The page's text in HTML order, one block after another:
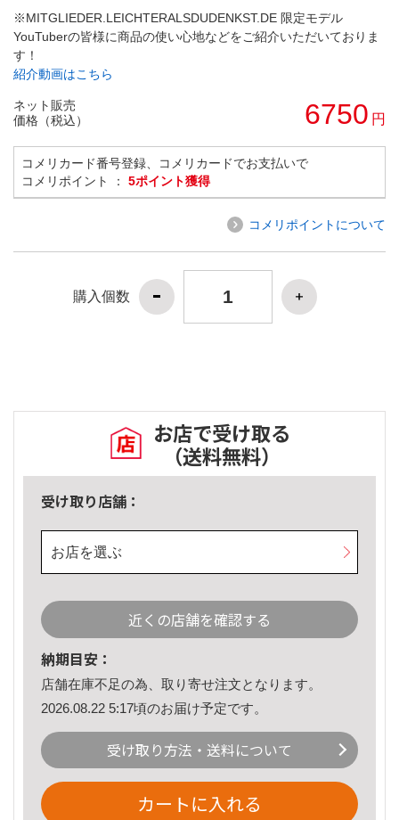
※MITGLIEDER.LEICHTERALSDUDENKST.DE 限定モデル
YouTuberの皆様に商品の使い心地などをご紹介いただいておりま
す！
紹介動画はこちら
ネット販売
価格（税込）
6750 円
コメリカード番号登録、コメリカードでお支払いで
コメリポイント ： 5ポイント獲得
コメリポイントについて
購入個数
お店で受け取る
（送料無料）
受け取り店舗：
お店を選ぶ
近くの店舗を確認する
納期目安：
店舗在庫不足の為、取り寄せ注文となります。
2026.08.22 5:17頃のお届け予定です。
受け取り方法・送料について
カートに入れる